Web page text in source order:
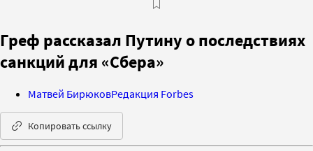
Греф рассказал Путину о последствиях
санкций для «Сбера»
Матвей БирюковРедакция Forbes
Копировать ссылку